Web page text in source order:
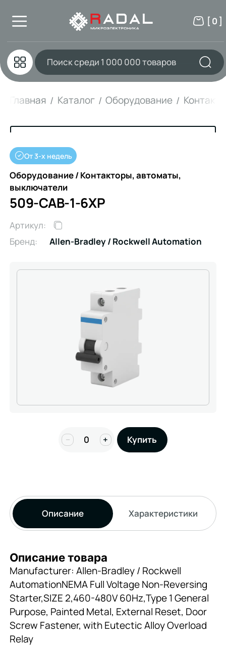
[ 0 ]
Главная Каталог Оборудование
От 3-х недель
Оборудование / Контакторы, автоматы,
выключатели
509-CAB-1-6XP
Артикул:
Бренд:
Allen-Bradley / Rockwell Automation
− + Купить
Описание Характеристики
Описание товара
Manufacturer: Allen-Bradley / Rockwell
AutomationNEMA Full Voltage Non-Reversing
Starter,SIZE 2,460-480V 60Hz,Type 1 General
Purpose, Painted Metal, External Reset, Door
Screw Fastener, with Eutectic Alloy Overload
Relay